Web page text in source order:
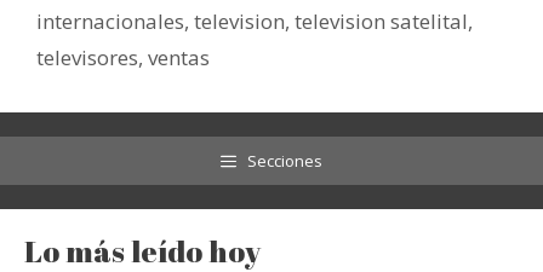
internacionales, television, television satelital,
televisores, ventas
Secciones
Lo más leído hoy